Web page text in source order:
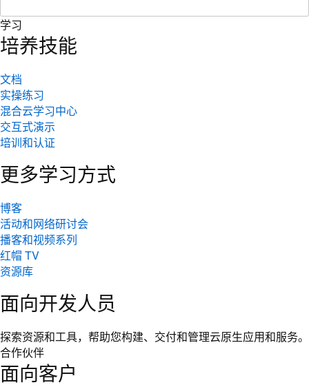
学习
培养技能
文档
实操练习
混合云学习中心
交互式演示
培训和认证
更多学习方式
博客
活动和网络研讨会
播客和视频系列
红帽 TV
资源库
面向开发人员
探索资源和工具，帮助您构建、交付和管理云原生应用和服务。
合作伙伴
面向客户